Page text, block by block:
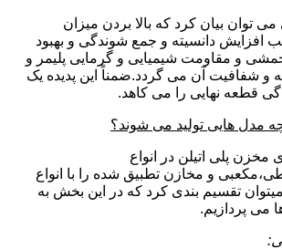
توان بیان کرد که بالا بردن میزان
دانسیته و جمع شوندگی و بهبود
و مقاومت شیمیایی و گرمایی پلیمر و
شفافیت آن می گردد.ضمناً این پدیده یک
قطعه نهایی را می کاهد.
مدل هایی تولید می شوند؟
پلی اتیلن در انواع
و مخازن تطبیق شده را با انواع
میتوان تقسیم بندی کرد که در این بخش به
می پردازیم.